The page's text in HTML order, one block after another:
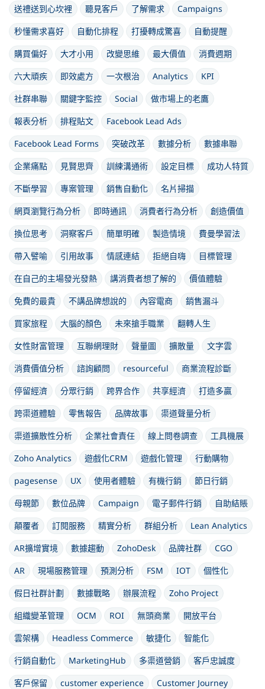
送禮送到心坎裡 聽見客戶 了解需求
Campaigns
秒懂需求喜好
自動化排程 打擾轉成驚喜
自動提醒
購買偏好
大才小用 改變思維 最大價值
消費週期
六大頑疾
即效處方 一次根治 Analytics
KPI
社群串聯
關鍵字監控 Social
做市場上的老鷹
報表分析
排程貼文
Facebook Lead Ads
Facebook Lead Forms
突破改革 數據分析
數據串聯
企業痛點
見賢思齊 訓練溝通術 設定目標
成功人特質
不斷學習
專案管理 銷售自動化
名片掃描
網頁瀏覽行為分析
即時通訊 消費者行為分析
創造價值
換位思考
洞察客戶 簡單明確 製造情境
費曼學習法
帶入譬喻
引用故事 情感連結 拒絕自嗨
目標管理
在自己的主場發光發熱
講消費者想了解的
價值體驗
免費的最貴
不講品牌想說的 內容電商
銷售漏斗
買家旅程
大腦的顏色 未來搶手職業
翻轉人生
女性財富管理
互聯網理財 聲量圖 擴散量
文字雲
消費價值分析
諮詢顧問 resourceful
商業流程診斷
停留經濟
分眾行銷 跨界合作 共享經濟
打造多贏
跨渠道體驗
零售報告 品牌故事
渠道聲量分析
渠道擴散性分析
企業社會責任 線上問卷調查
工具機展
Zoho Analytics
遊戲化CRM 遊戲化管理
行動購物
pagesense
UX 使用者體驗 有機行銷
節日行銷
母親節
數位品牌 Campaign 電子郵件行銷
自助結賬
顛覆者
訂閱服務 精實分析 群組分析
Lean Analytics
AR擴增實境
數據趨動 ZohoDesk 品牌社群
CGO
AR
現場服務管理 預測分析 FSM IOT
個性化
假日社群計劃
數據戰略 辦展流程
Zoho Project
組織變革管理
OCM ROI 無頭商業
開放平台
雲架構
Headless Commerce 敏捷化
智能化
行銷自動化
MarketingHub 多渠道營銷
客戶忠誠度
客戶保留
customer experience
Customer Journey